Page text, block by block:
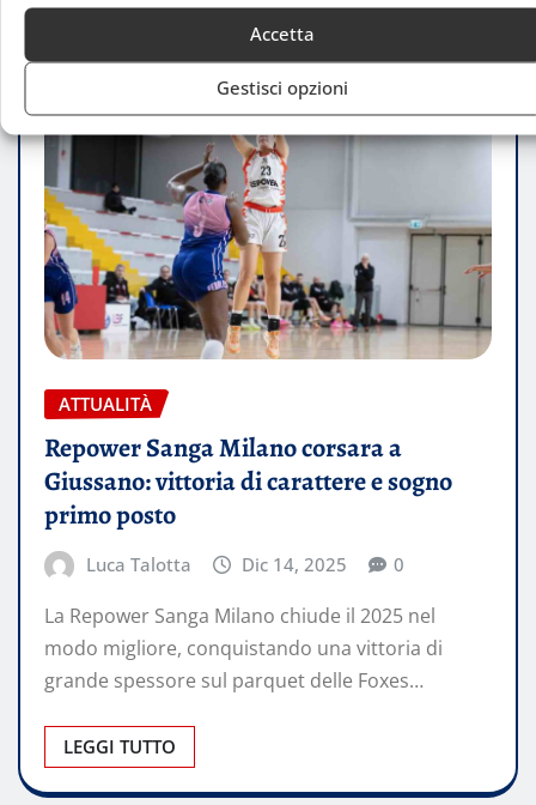
Accetta
Gestisci opzioni
ATTUALITÀ
Repower Sanga Milano corsara a
Giussano: vittoria di carattere e sogno
primo posto
Luca Talotta Dic 14, 2025 0
La Repower Sanga Milano chiude il 2025 nel
modo migliore, conquistando una vittoria di
grande spessore sul parquet delle Foxes…
LEGGI TUTTO